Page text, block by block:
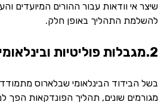
שיצר אי וודאות עבור ההורים המיועדים
להשלמת התהליך באופן חלק.
2.מגבלות פוליטיות ובינלאומיות
בשל הבידוד הבינלאומי שבלארוס
מגורמים שונים, תהליך הפונדקאות הפך